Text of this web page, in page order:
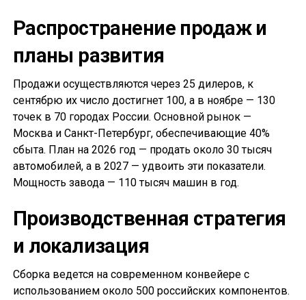
Распространение продаж и
планы развития
Продажи осуществляются через 25 дилеров, к
сентябрю их число достигнет 100, а в ноябре — 130
точек в 70 городах России. Основной рынок —
Москва и Санкт-Петербург, обеспечивающие 40%
сбыта. План на 2026 год — продать около 30 тысяч
автомобилей, а в 2027 — удвоить эти показатели.
Мощность завода — 110 тысяч машин в год.
Производственная стратегия
и локализация
Сборка ведется на современном конвейере с
использованием около 500 российских компонентов.